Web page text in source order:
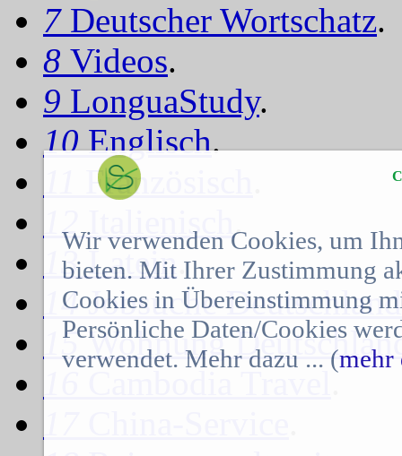
7 Deutscher Wortschatz.
8 Videos.
9 LonguaStudy.
10Englisch.
Französisch
12Italienisch .
13Latein.
14Jobsuche Deutschland
15Wohnung
.
Wir verwenden Cookies, um
bieten. Mit Ihrer Zustimmung
Cookies in Übereinstimmung
Persönliche Daten/Cookies
verwendet. Mehr dazu ... (mehr